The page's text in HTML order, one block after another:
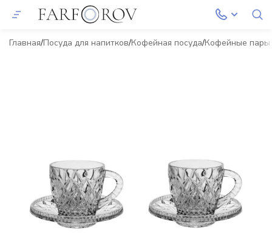
Главная Посуда для напитков Кофейная посуда Кофейные